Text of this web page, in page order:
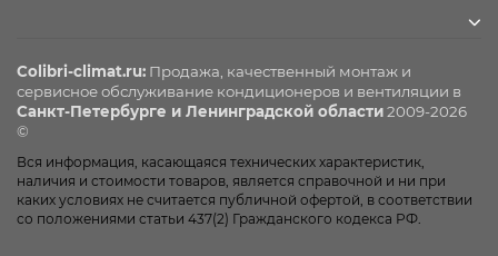
Colibri-climat.ru: Продажа, качественный монтаж и
сервисное обслуживание кондиционеров и вентиляции в
Санкт-Петербурге и Ленинградской области2009-2026
©
Вся информация, касающаяся технических характеристик,
наличия и стоимости товаров, является справочной и ни при
каких условиях не считается публичной офертой, в соответствии
со положениями статьи 437(2) Гражданского кодекса РФ.